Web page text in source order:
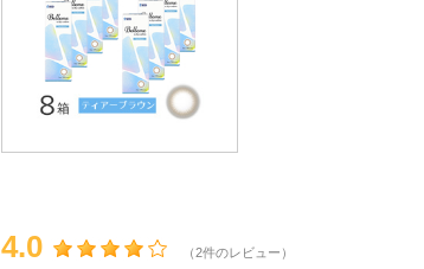
4.0 （2件のレビュー）